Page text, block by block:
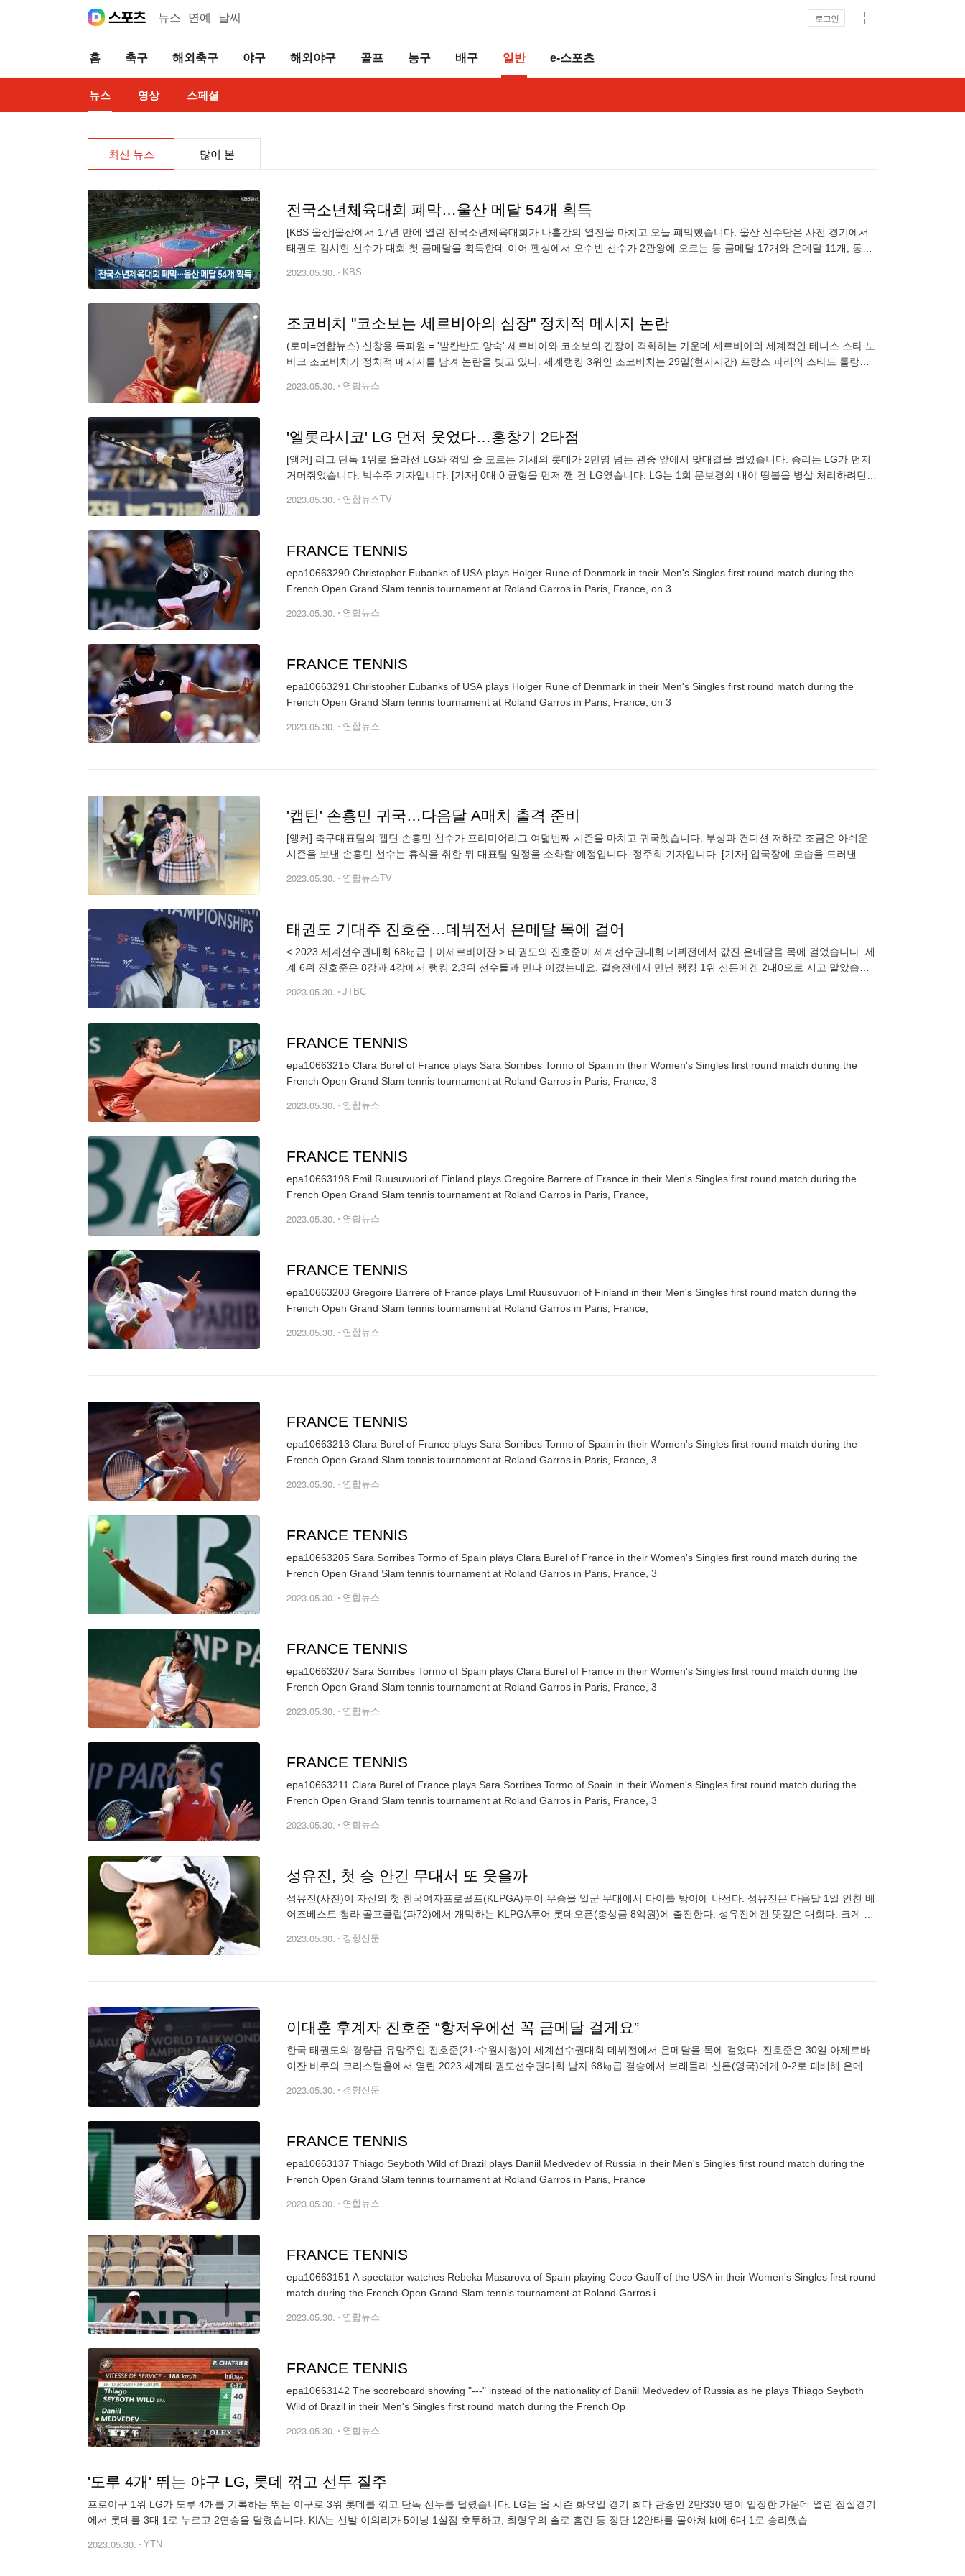
뉴스 연예 날씨 로그인
홈 축구 해외축구 야구 해외야구 골프 농구 배구 일반 e-스포츠
뉴스 영상 스페셜
최신 뉴스 많이 본
전국소년체육대회 폐막…울산 메달 54개 획득
[KBS 울산]울산에서 17년 만에 열린 전국소년체육대회가 나흘간의 열전을 마치고 오늘 폐막했습니다. 울산 선수단은 사전 경기에서
태권도 김시현 선수가 대회 첫 금메달을 획득한데 이어 펜싱에서 오수빈 선수가 2관왕에 오르는 등 금메달 17개와 은메달 11개, 동메
2023.05.30. KBS
조코비치 "코소보는 세르비아의 심장" 정치적 메시지 논란
(로마=연합뉴스) 신창용 특파원 = '발칸반도 앙숙' 세르비아와 코소보의 긴장이 격화하는 가운데 세르비아의 세계적인 테니스 스타 노
바크 조코비치가 정치적 메시지를 남겨 논란을 빚고 있다. 세계랭킹 3위인 조코비치는 29일(현지시간) 프랑스 파리의 스타드 롤랑가
2023.05.30. 연합뉴스
'엘롯라시코' LG 먼저 웃었다…홍창기 2타점
[앵커] 리그 단독 1위로 올라선 LG와 꺾일 줄 모르는 기세의 롯데가 2만명 넘는 관중 앞에서 맞대결을 벌였습니다. 승리는 LG가 먼저
거머쥐었습니다. 박수주 기자입니다. [기자] 0대 0 균형을 먼저 깬 건 LG였습니다. LG는 1회 문보경의 내야 땅볼을 병살 처리하려던
2023.05.30. 연합뉴스TV
FRANCE TENNIS
epa10663290 Christopher Eubanks of USA plays Holger Rune of Denmark in their Men's Singles first round match during the
French Open Grand Slam tennis tournament at Roland Garros in Paris, France, on 3
2023.05.30. 연합뉴스
FRANCE TENNIS
epa10663291 Christopher Eubanks of USA plays Holger Rune of Denmark in their Men's Singles first round match during the
French Open Grand Slam tennis tournament at Roland Garros in Paris, France, on 3
2023.05.30. 연합뉴스
'캡틴' 손흥민 귀국…다음달 A매치 출격 준비
[앵커] 축구대표팀의 캡틴 손흥민 선수가 프리미어리그 여덟번째 시즌을 마치고 귀국했습니다. 부상과 컨디션 저하로 조금은 아쉬운
시즌을 보낸 손흥민 선수는 휴식을 취한 뒤 대표팀 일정을 소화할 예정입니다. 정주희 기자입니다. [기자] 입국장에 모습을 드러낸 손
2023.05.30. 연합뉴스TV
태권도 기대주 진호준…데뷔전서 은메달 목에 걸어
< 2023 세계선수권대회 68㎏급｜아제르바이잔 > 태권도의 진호준이 세계선수권대회 데뷔전에서 값진 은메달을 목에 걸었습니다. 세
계 6위 진호준은 8강과 4강에서 랭킹 2,3위 선수들과 만나 이겼는데요. 결승전에서 만난 랭킹 1위 신든에겐 2대0으로 지고 말았습니
2023.05.30. JTBC
FRANCE TENNIS
epa10663215 Clara Burel of France plays Sara Sorribes Tormo of Spain in their Women's Singles first round match during the
French Open Grand Slam tennis tournament at Roland Garros in Paris, France, 3
2023.05.30. 연합뉴스
FRANCE TENNIS
epa10663198 Emil Ruusuvuori of Finland plays Gregoire Barrere of France in their Men's Singles first round match during the
French Open Grand Slam tennis tournament at Roland Garros in Paris, France,
2023.05.30. 연합뉴스
FRANCE TENNIS
epa10663203 Gregoire Barrere of France plays Emil Ruusuvuori of Finland in their Men's Singles first round match during the
French Open Grand Slam tennis tournament at Roland Garros in Paris, France,
2023.05.30. 연합뉴스
FRANCE TENNIS
epa10663213 Clara Burel of France plays Sara Sorribes Tormo of Spain in their Women's Singles first round match during the
French Open Grand Slam tennis tournament at Roland Garros in Paris, France, 3
2023.05.30. 연합뉴스
FRANCE TENNIS
epa10663205 Sara Sorribes Tormo of Spain plays Clara Burel of France in their Women's Singles first round match during the
French Open Grand Slam tennis tournament at Roland Garros in Paris, France, 3
2023.05.30. 연합뉴스
FRANCE TENNIS
epa10663207 Sara Sorribes Tormo of Spain plays Clara Burel of France in their Women's Singles first round match during the
French Open Grand Slam tennis tournament at Roland Garros in Paris, France, 3
2023.05.30. 연합뉴스
FRANCE TENNIS
epa10663211 Clara Burel of France plays Sara Sorribes Tormo of Spain in their Women's Singles first round match during the
French Open Grand Slam tennis tournament at Roland Garros in Paris, France, 3
2023.05.30. 연합뉴스
성유진, 첫 승 안긴 무대서 또 웃을까
성유진(사진)이 자신의 첫 한국여자프로골프(KLPGA)투어 우승을 일군 무대에서 타이틀 방어에 나선다. 성유진은 다음달 1일 인천 베
어즈베스트 청라 골프클럽(파72)에서 개막하는 KLPGA투어 롯데오픈(총상금 8억원)에 출전한다. 성유진에겐 뜻깊은 대회다. 크게 두
2023.05.30. 경향신문
이대훈 후계자 진호준 “항저우에선 꼭 금메달 걸게요”
한국 태권도의 경량급 유망주인 진호준(21·수원시청)이 세계선수권대회 데뷔전에서 은메달을 목에 걸었다. 진호준은 30일 아제르바
이잔 바쿠의 크리스털홀에서 열린 2023 세계태권도선수권대회 남자 68㎏급 결승에서 브래들리 신든(영국)에게 0-2로 패배해 은메달
2023.05.30. 경향신문
FRANCE TENNIS
epa10663137 Thiago Seyboth Wild of Brazil plays Daniil Medvedev of Russia in their Men's Singles first round match during the
French Open Grand Slam tennis tournament at Roland Garros in Paris, France
2023.05.30. 연합뉴스
FRANCE TENNIS
epa10663151 A spectator watches Rebeka Masarova of Spain playing Coco Gauff of the USA in their Women's Singles first round
match during the French Open Grand Slam tennis tournament at Roland Garros i
2023.05.30. 연합뉴스
FRANCE TENNIS
epa10663142 The scoreboard showing "---" instead of the nationality of Daniil Medvedev of Russia as he plays Thiago Seyboth
Wild of Brazil in their Men's Singles first round match during the French Op
2023.05.30. 연합뉴스
'도루 4개' 뛰는 야구 LG, 롯데 꺾고 선두 질주
프로야구 1위 LG가 도루 4개를 기록하는 뛰는 야구로 3위 롯데를 꺾고 단독 선두를 달렸습니다. LG는 올 시즌 화요일 경기 최다 관중인 2만330 명이 입장한 가운데 열린 잠실경기
에서 롯데를 3대 1로 누르고 2연승을 달렸습니다. KIA는 선발 이의리가 5이닝 1실점 호투하고, 최형우의 솔로 홈런 등 장단 12안타를 몰아쳐 kt에 6대 1로 승리했습
2023.05.30. YTN